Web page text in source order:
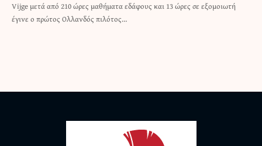
Vijge μετά από 210 ώρες μαθήματα εδάφους και 13 ώρες σε εξομοιωτή
έγινε ο πρώτος Ολλανδός πιλότος…